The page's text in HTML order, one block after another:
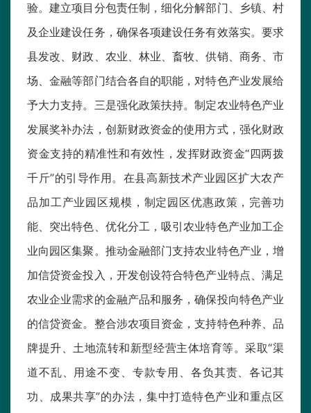
验。建立项目分包责任制，细化分解部门、乡镇、村
及企业建设任务，确保各项建设任务有效落实。要求
县发改、财政、农业、林业、畜牧、供销、商务、市
场、金融等部门结合各自的职能，对特色产业发展给
予大力支持。三是强化政策扶持。制定农业特色产业
发展奖补办法，创新财政资金的使用方式，强化财政
资金支持的精准性和有效性，发挥财政资金“四两拨
千斤”的引导作用。在县高新技术产业园区扩大农产
品加工产业园区规模，制定园区优惠政策，完善功
能、突出特色、优化分工，吸引农业特色产业加工企
业向园区集聚。推动金融部门支持农业特色产业，增
加信贷资金投入，开发创设符合特色产业特点、满足
农业企业需求的金融产品和服务，确保投向特色产业
的信贷资金。整合涉农项目资金，支持特色种养、品
牌提升、土地流转和新型经营主体培育等。采取“渠
道不乱、用途不变、专款专用、各负其责、各记其
功、成果共享”的办法，集中打造特色产业和重点区